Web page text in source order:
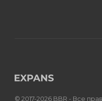
© 2017-2026 BBR - Все